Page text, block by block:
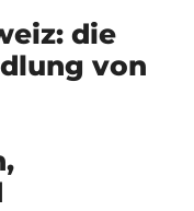
die
von